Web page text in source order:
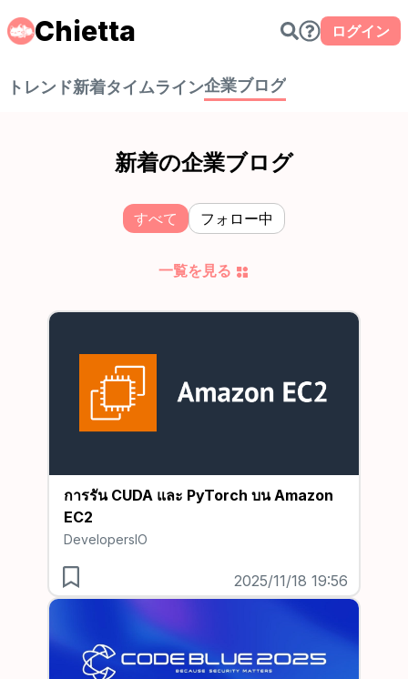
Chietta ログイン
トレンド新着タイムライン企業ブログ
新着の企業ブログ
すべて フォロー中
一覧を見る
การรัน CUDA และ PyTorch บน Amazon
EC2
DevelopersIO
2025/11/18 19:56